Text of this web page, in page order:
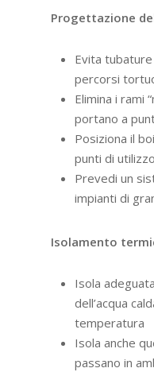
Progettazione
Evita
percorsi
Elimina i rami
portano a
Posiziona il
punti di
Prevedi un
impianti di
Isolamento
Isola
dell’acqua
temperatura
Isola anche
passano in